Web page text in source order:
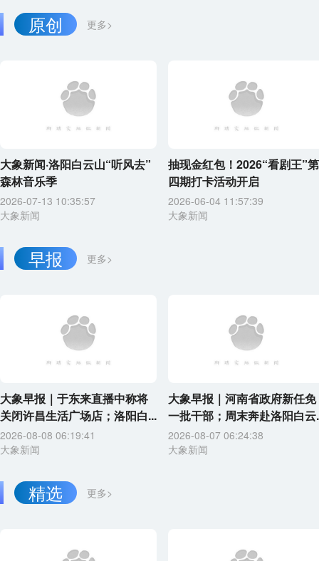
更多>
原创
大象新闻·洛阳白云山“听风去”
森林音乐季
2026-07-13 10:35:57
大象新闻
抽现金红包！2026“看剧王”第
四期打卡活动开启
2026-06-04 11:57:39
大象新闻
更多>
早报
大象早报｜于东来直播中称将
关闭许昌生活广场店；洛阳白...
2026-08-08 06:19:41
大象新闻
大象早报｜河南省政府新任免
一批干部；周末奔赴洛阳白云
2026-08-07 06:24:38
大象新闻
更多>
精选